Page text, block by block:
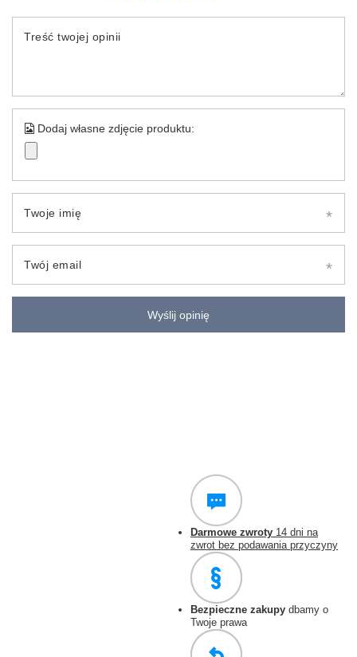
Treść twojej opinii
Dodaj własne zdjęcie produktu:
Twoje imię
Twój email
Wyślij opinię
Darmowe zwroty 14 dni na
zwrot bez podawania przyczyny
Bezpieczne zakupy dbamy o
Twoje prawa